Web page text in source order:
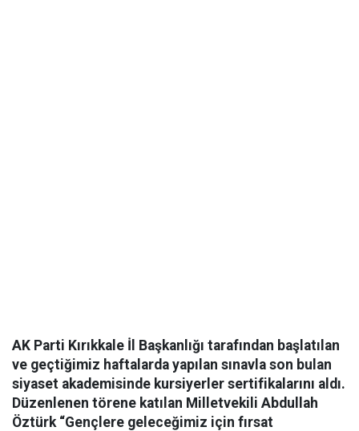
AK Parti Kırıkkale İl Başkanlığı tarafından başlatılan
ve geçtiğimiz haftalarda yapılan sınavla son bulan
siyaset akademisinde kursiyerler sertifikalarını aldı.
Düzenlenen törene katılan Milletvekili Abdullah
Öztürk “Gençlere geleceğimiz için fırsat